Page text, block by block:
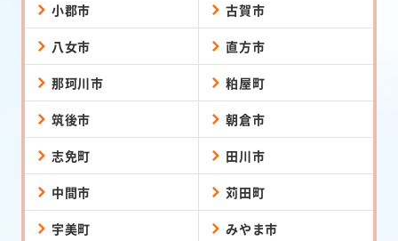
小郡市 古賀市
八女市 直方市
那珂川市 粕屋町
筑後市 朝倉市
志免町 田川市
中間市 苅田町
宇美町 みやま市